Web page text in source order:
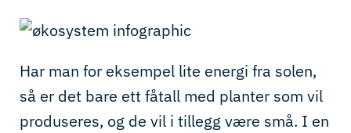
Har man for eksempel lite energi fra solen,
så er det bare ett fåtall med planter som vil
produseres, og de vil i tillegg være små. I en